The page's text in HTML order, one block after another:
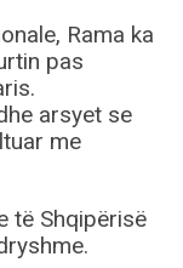
Rama ka
pas
arsyet se
me
të Shqipërisë